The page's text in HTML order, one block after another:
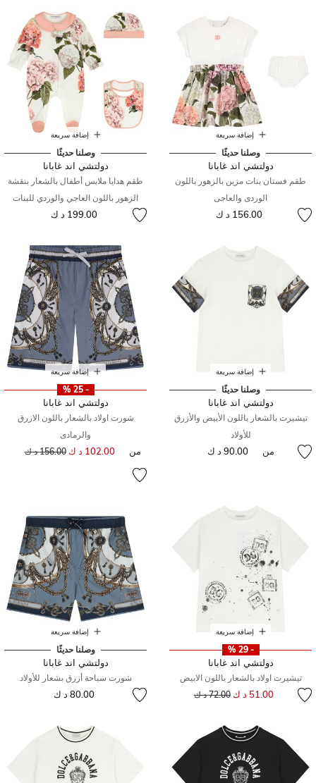
إضافة سريعة
وصلنا حديثًا
دولتشي اند غابانا
طقم فستان بنات مزين بالزهور باللون
الوردى والعاجى
156.00 د ك
إضافة سريعة
وصلنا حديثًا
دولتشي اند غابانا
طقم هدايا ملابس أطفال بالشعار بنقشة
الزهور باللون العاجي والوردي للبنات
199.00 د ك
إضافة سريعة
وصلنا حديثًا
دولتشي اند غابانا
تيشيرت بالشعار باللون الأبيض والأزرق
للأولاد
من 90.00 د ك
إضافة سريعة
- 25 %
دولتشي اند غابانا
شورت اولاد بالشعار باللون الازرق
والرمادى
من 102.00 د ك سعر مخفض من
156.00 د ك إلى
إضافة سريعة
- 29 %
دولتشي اند غابانا
تيشيرت اولاد بالشعار باللون الابيض
51.00 د ك سعر مخفض من
72.00 د ك
إضافة سريعة
وصلنا حديثًا
دولتشي اند غابانا
شورت سباحة أزرق بشعار للأولاد
80.00 د ك